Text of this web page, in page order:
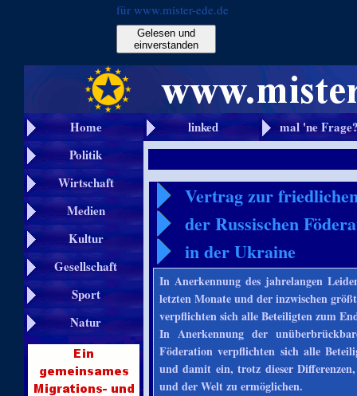
für www.mister-ede.de
Gelesen und
einverstanden
Home linked
mal 'ne
Politik
Wirtschaft
Medien
Kultur
Gesellschaft
Sport
Natur
Vertrag zur
der Russischen
in der Ukraine
In Anerkennung des jahrelangen
letzten Monate und der inzwischen
verpflichten sich alle Beteiligten zum
In Anerkennung der
Föderation verpflichten sich alle
und damit ein, trotz dieser
und der Welt zu ermöglichen.